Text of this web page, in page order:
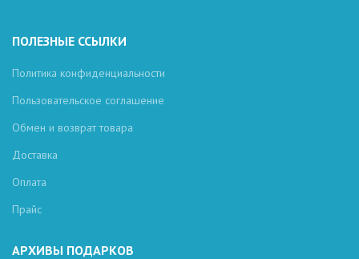
ПОЛЕЗНЫЕ ССЫЛКИ
Политика конфиденциальности
Пользовательское соглашение
Обмен и возврат товара
Доставка
Оплата
Прайс
АРХИВЫ ПОДАРКОВ